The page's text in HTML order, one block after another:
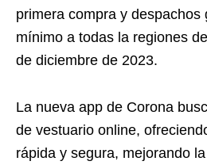
primera compra y despachos
mínimo a todas la regiones
de diciembre de 2023.
La nueva app de Corona
de vestuario online,
rápida y segura, mejorando